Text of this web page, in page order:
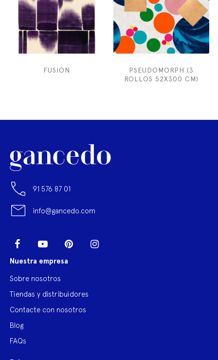
FUSION
PSEUDOMORPH (3
ROLLOS 52X300 CM)
91 576 87 01
info@gancedo.com
Facebook YouTube Pinterest
Nuestra empresa
Sobre nosotros
Tiendas y distribuidores
Contacte con nosotros
Blog
FAQs